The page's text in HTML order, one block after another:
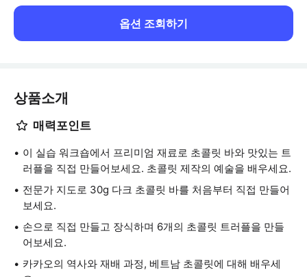
옵션 조회하기
상품소개
매력포인트
이 실습 워크숍에서 프리미엄 재료로 초콜릿 바와 맛있는 트
러플을 직접 만들어보세요. 초콜릿 제작의 예술을 배우세요.
전문가 지도로 30g 다크 초콜릿 바를 처음부터 직접 만들어
보세요.
손으로 직접 만들고 장식하며 6개의 초콜릿 트러플을 만들
어보세요.
카카오의 역사와 재배 과정, 베트남 초콜릿에 대해 배우세